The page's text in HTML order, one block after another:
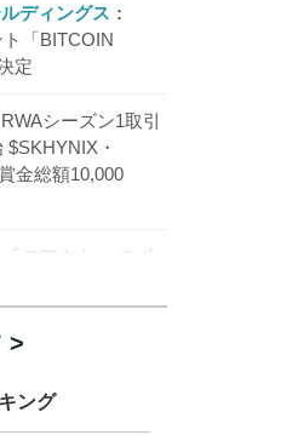
ディングス
「BITCOIN
定
シーズン1取引
・
金総額10,000
「モアクト」 のポ
JPYSC」徹底解
ング